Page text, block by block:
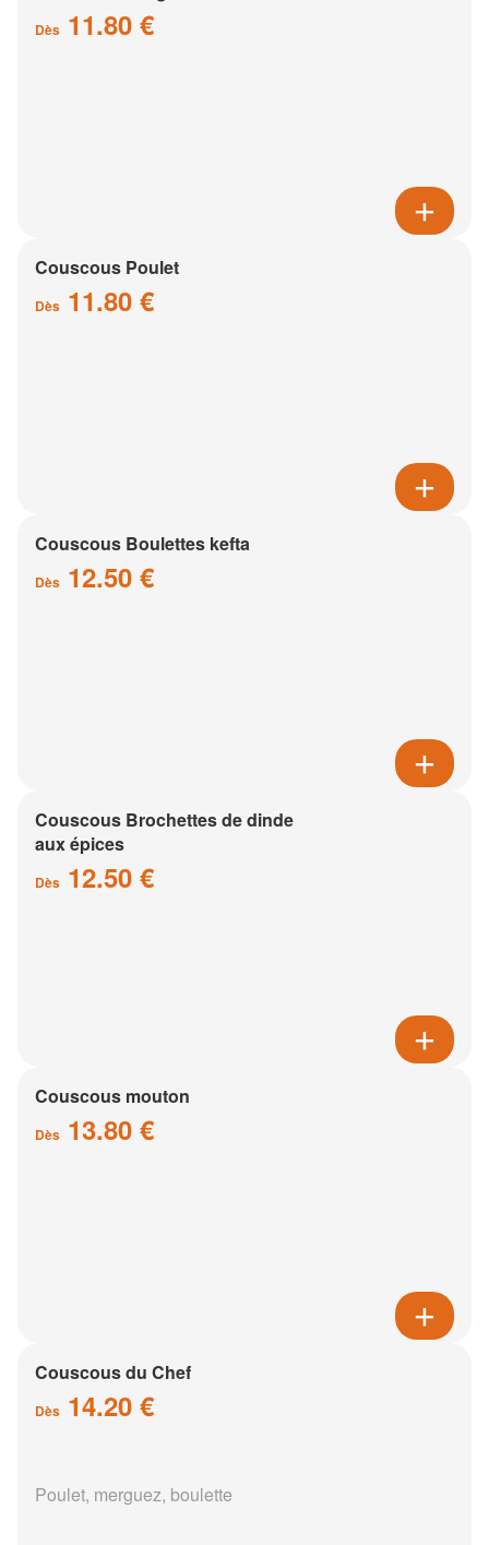
Dès 11.80 €
Couscous Poulet
Dès 11.80 €
Couscous Boulettes kefta
Dès 12.50 €
Couscous Brochettes de dinde
aux épices
Dès 12.50 €
Couscous mouton
Dès 13.80 €
Couscous du Chef
Dès 14.20 €
Poulet, merguez, boulette